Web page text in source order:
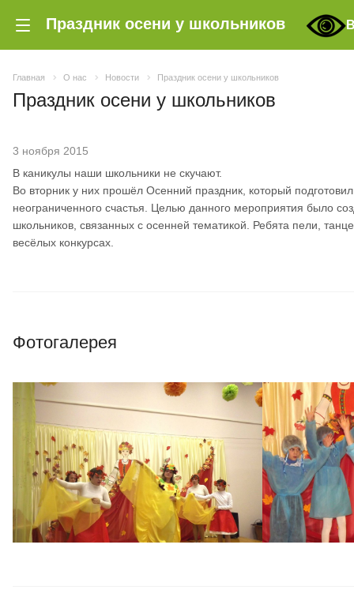
Праздник осени у школьников
Главная О нас Новости Праздник осени у школьников
Праздник осени у школьников
3 ноября 2015
В каникулы наши школьники не скучают.
Во вторник у них прошёл Осенний праздник, который
неограниченного счастья. Целью данного мероприятия было
школьников, связанных с осенней тематикой. Ребята пели,
весёлых конкурсах.
Фотогалерея